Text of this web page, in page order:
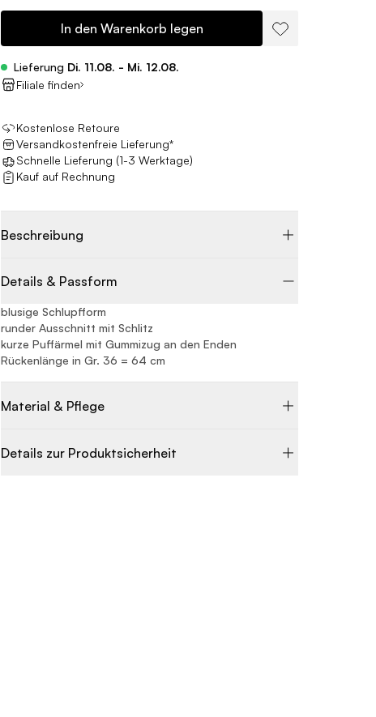
In den Warenkorb legen
Lieferung Di. 11.08. - Mi. 12.08.
Filiale finden
Kostenlose Retoure
Versandkostenfreie Lieferung*
Schnelle Lieferung (1-3 Werktage)
Kauf auf Rechnung
Beschreibung
Details & Passform
blusige Schlupfform
runder Ausschnitt mit Schlitz
kurze Puffärmel mit Gummizug an den Enden
Rückenlänge in Gr. 36 = 64 cm
Material & Pflege
Details zur Produktsicherheit